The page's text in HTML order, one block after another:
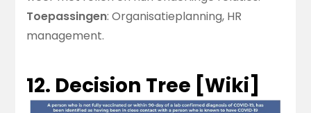
Toepassingen: Organisatieplanning, HR
management.
12. Decision Tree [Wiki]